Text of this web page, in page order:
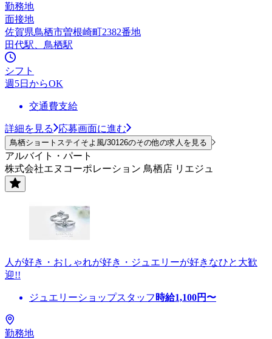
勤務地
面接地
佐賀県鳥栖市曽根崎町2382番地
田代駅、鳥栖駅
シフト
週5日からOK
交通費支給
詳細を見る 応募画面に進む
鳥栖ショートステイそよ風/30126のその他の求人を見る
アルバイト・パート
株式会社エヌコーポレーション 鳥栖店 リエジュ
人が好き・おしゃれが好き・ジュエリーが好きなひと大歓
迎!!
ジュエリーショップスタッフ 時給1,100円〜
勤務地